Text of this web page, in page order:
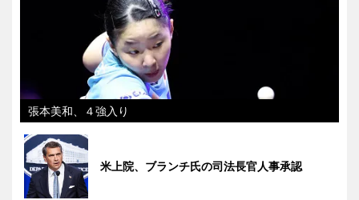
張本美和、４強入り
米上院、ブランチ氏の司法長官人事承認